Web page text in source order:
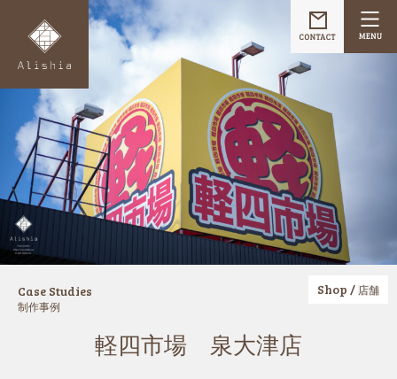
Case Studies
制作事例
Shop / 店舗
軽四市場 泉大津店